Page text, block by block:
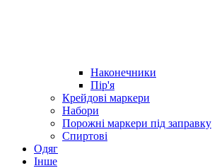
Наконечники
Пір'я
Крейдові маркери
Набори
Порожні маркери під заправку
Спиртові
Одяг
Інше